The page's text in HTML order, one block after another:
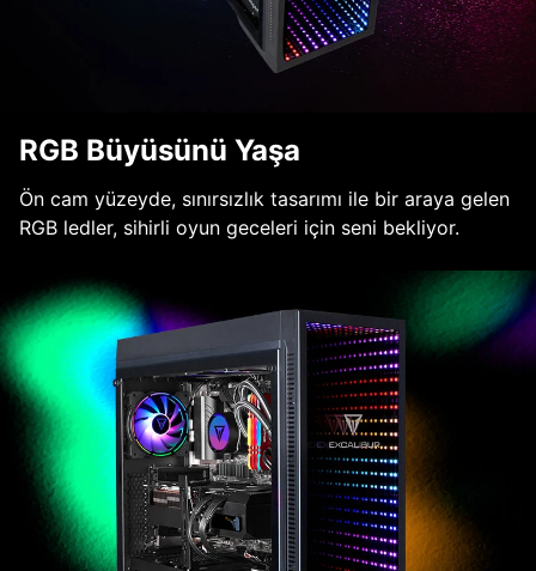
RGB Büyüsünü Yaşa
Ön cam yüzeyde, sınırsızlık tasarımı ile bir araya gelen
RGB ledler, sihirli oyun geceleri için seni bekliyor.